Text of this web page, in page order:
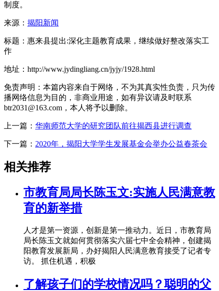
制度。
来源： 揭阳新闻
标题：惠来县提出:深化主题教育成果，继续做好整改落实工
作
地址：http://www.jydingliang.cn/jyjy/1928.html
免责声明：本篇内容来自于网络，不为其真实性负责，只为传
播网络信息为目的，非商业用途，如有异议请及时联系
btr2031@163.com，本人将予以删除。
上一篇： 华南师范大学的研究团队前往揭西县进行调查
下一篇： 2020年，揭阳大学学生发展基金会举办公益春茶会
相关推荐
市教育局局长陈玉文:实施人民满意教
育的新举措
人才是第一资源，创新是第一推动力。近日，市教育局
局长陈玉文就如何贯彻落实六届七中全会精神，创建揭
阳教育发展新局，办好揭阳人民满意教育接受了记者专
访。 抓住机遇，积极
了解孩子们的学校情况吗？聪明的父